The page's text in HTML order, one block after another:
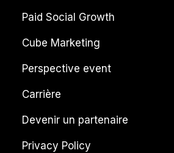
Paid Social Growth
Cube Marketing
Perspective event
Carrière
Devenir un partenaire
Privacy Policy